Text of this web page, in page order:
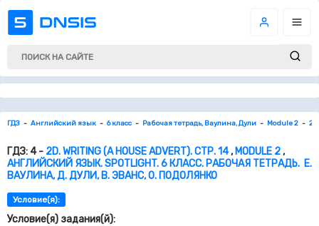
ГДЗ Английский язык 6 класс Рабочая тетрадь, Ваулина, Дули Module 2
ГДЗ: 4 - 2D. WRITING (A HOUSE ADVERT). СТР. 14, MODULE 2,
АНГЛИЙСКИЙ ЯЗЫК. SPOTLIGHT. 6 КЛАСС. РАБОЧАЯ ТЕТРАДЬ. Е.
ВАУЛИНА, Д. ДУЛИ, В. ЭВАНС, О. ПОДОЛЯНКО
Условие(я):
Условие(я) задания(й):